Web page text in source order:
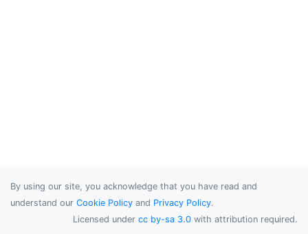
By using our site, you acknowledge that you have read and
understand our Cookie Policy and Privacy Policy.
Licensed under cc by-sa 3.0 with attribution required.